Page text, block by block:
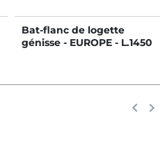
Bat-flanc de logette
génisse - EUROPE - L.1450
keyboard_arrow_left keyboard_arrow_right